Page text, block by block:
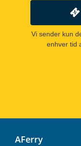
Vi sender kun
enhver tid
AFerry